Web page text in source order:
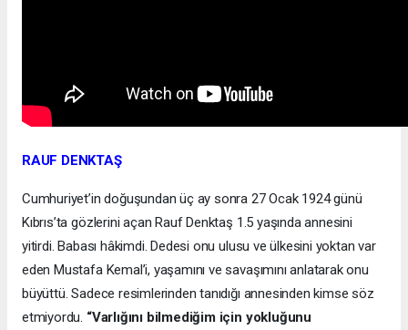
RAUF DENKTAŞ
Cumhuriyet’in doğuşundan üç ay sonra 27 Ocak 1924 günü
Kıbrıs’ta gözlerini açan Rauf Denktaş 1.5 yaşında annesini
yitirdi. Babası hâkimdi. Dedesi onu ulusu ve ülkesini yoktan var
eden Mustafa Kemal’i, yaşamını ve savaşımını anlatarak onu
büyüttü. Sadece resimlerinden tanıdığı annesinden kimse söz
etmiyordu. “Varlığını bilmediğim için yokluğunu